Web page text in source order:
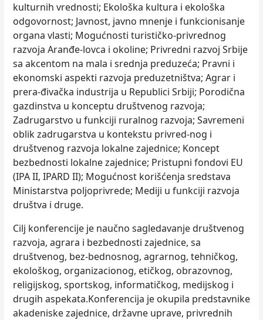
kulturnih vrednosti; Ekološka kultura i ekološka
odgovornost; Javnost, javno mnenje i funkcionisanje
organa vlasti; Mogućnosti turističko-privrednog
razvoja Aranđe-lovca i okoline; Privredni razvoj Srbije
sa akcentom na mala i srednja preduzeća; Pravni i
ekonomski aspekti razvoja preduzetništva; Agrar i
prera-đivačka industrija u Republici Srbiji; Porodična
gazdinstva u konceptu društvenog razvoja;
Zadrugarstvo u funkciji ruralnog razvoja; Savremeni
oblik zadrugarstva u kontekstu privred-nog i
društvenog razvoja lokalne zajednice; Koncept
bezbednosti lokalne zajednice; Pristupni fondovi EU
(IPA II, IPARD II); Mogućnost korišćenja sredstava
Ministarstva polјoprivrede; Mediji u funkciji razvoja
društva i druge.
Cilj konferencije je naučno sagledavanje društvenog
razvoja, agrara i bezbednosti zajednice, sa
društvenog, bez-bednosnog, agrarnog, tehničkog,
ekološkog, organizacionog, etičkog, obrazovnog,
religijskog, sportskog, informatičkog, medijskog i
drugih aspekata.Konferencija je okupila predstavnike
akadeniske zajednice, državne uprave, privrednih